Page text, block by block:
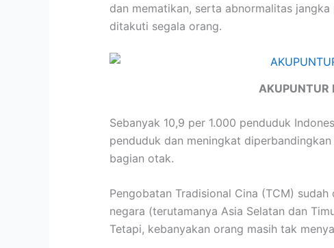
dan mematikan, serta abnormalitas
ditakuti segala orang.
AKUPUNTUR
Sebanyak 10,9 per 1.000 penduduk
penduduk dan meningkat
bagian otak.
Pengobatan Tradisional Cina (TCM)
negara (terutamanya Asia Selatan dan
Tetapi, kebanyakan orang masih tak